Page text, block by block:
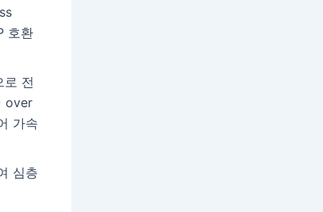
호환
로 전
over
가속
심층